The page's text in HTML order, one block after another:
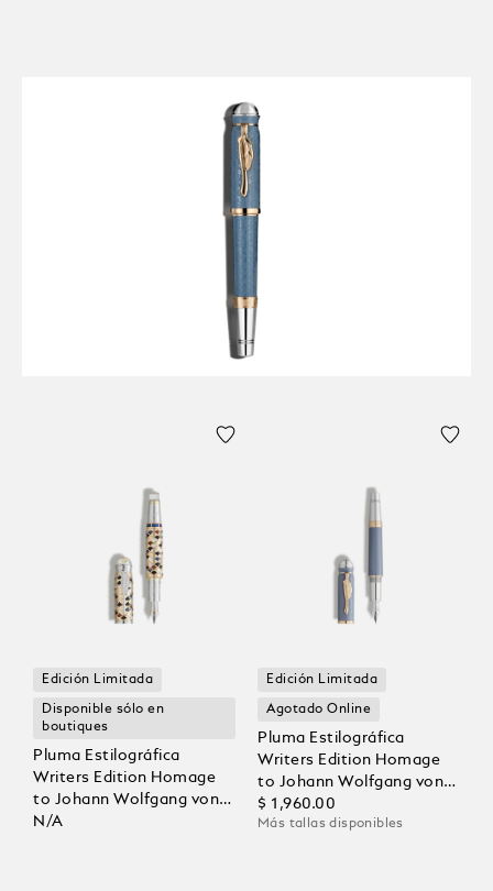
Edición Limitada
Disponible sólo en
boutiques
Pluma Estilográfica
Writers Edition Homage
to Johann Wolfgang von
Goethe Edición Limitada 8
N/A
Edición Limitada
Agotado Online
Pluma Estilográfica
Writers Edition Homage
to Johann Wolfgang von
Goethe Edición Limitada
$ 1,960.00
Más tallas disponibles